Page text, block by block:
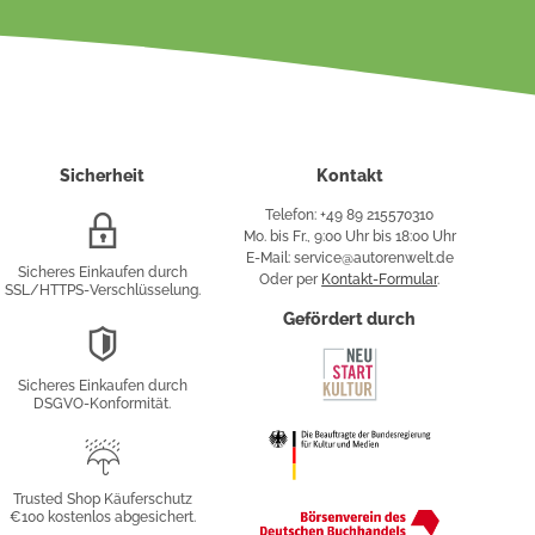
Sicherheit
Verschlüsselung
Sicheres Einkaufen durch
SSL/HTTPS-Verschlüsselung.
Sicheres Einkaufen durch
DSGVO-Konformität.
Käuferschutz
Trusted Shop Käuferschutz
€100 kostenlos abgesichert.
Kontakt
Telefon: +49 89 215570310
Mo. bis Fr., 9:00 Uhr bis 18:00 Uhr
E-Mail: service@autorenwelt.de
Oder per Kontakt-Formular.
Gefördert durch